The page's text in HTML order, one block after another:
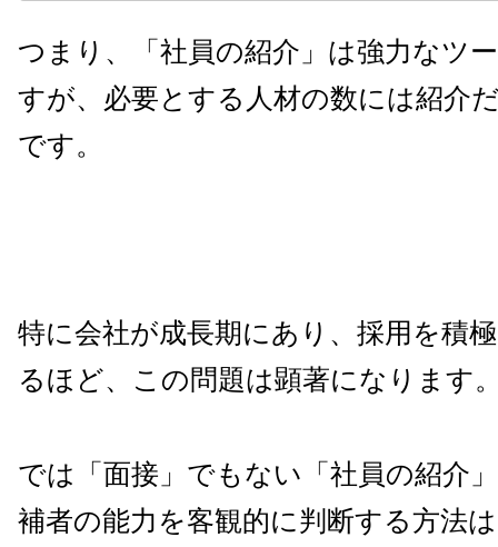
つまり、「社員の紹介」は強力なツ
すが、必要とする人材の数には紹介
です。
特に会社が成長期にあり、採用を積
るほど、この問題は顕著になります
では「面接」でもない「社員の紹介
補者の能力を客観的に判断する方法